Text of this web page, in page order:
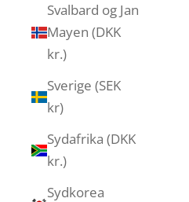
Svalbard og Jan
Mayen (DKK
kr.)
Sverige (SEK
kr)
Sydafrika (DKK
kr.)
Sydkorea